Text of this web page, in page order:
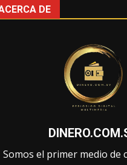
DE
Somos el primer medio de